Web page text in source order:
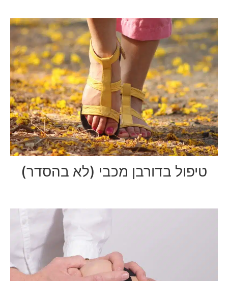
טיפול בדורבן מכבי (לא בהסדר)